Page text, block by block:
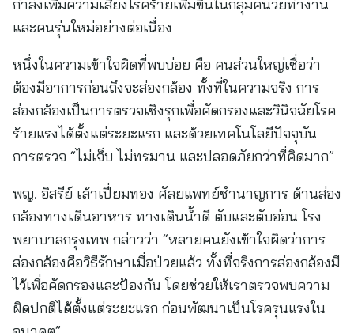
กำลังเพิ่มความเสี่ยงโรคร้ายเพิ่มขึ้นในกลุ่มคนวัยทำงาน
และคนรุ่นใหม่อย่างต่อเนื่อง
หนึ่งในความเข้าใจผิดที่พบบ่อย คือ คนส่วนใหญ่เชื่อว่า
ต้องมีอาการก่อนถึงจะส่องกล้อง ทั้งที่ในความจริง การ
ส่องกล้องเป็นการตรวจเชิงรุกเพื่อคัดกรองและวินิจฉัยโรค
ร้ายแรงได้ตั้งแต่ระยะแรก และด้วยเทคโนโลยีปัจจุบัน
การตรวจ “ไม่เจ็บ ไม่ทรมาน และปลอดภัยกว่าที่คิดมาก”
พญ. อิสรีย์ เล้าเปี่ยมทอง ศัลยแพทย์ชำนาญการ ด้านส่อง
กล้องทางเดินอาหาร ทางเดินน้ำดี ตับและตับอ่อน โรง
พยาบาลกรุงเทพ กล่าวว่า “หลายคนยังเข้าใจผิดว่าการ
ส่องกล้องคือวิธีรักษาเมื่อป่วยแล้ว ทั้งที่จริงการส่องกล้องมี
ไว้เพื่อคัดกรองและป้องกัน โดยช่วยให้เราตรวจพบความ
ผิดปกติได้ตั้งแต่ระยะแรก ก่อนพัฒนาเป็นโรครุนแรงใน